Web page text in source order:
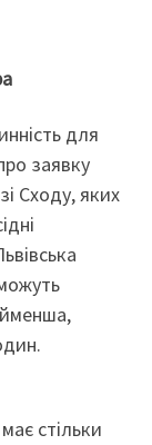
для
заявку
Сходу, яких
стільки